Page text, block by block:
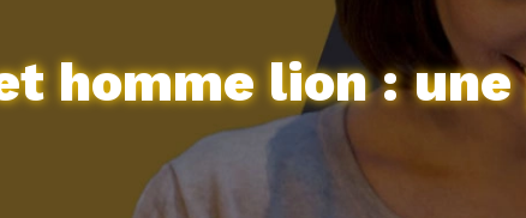
homme lion :